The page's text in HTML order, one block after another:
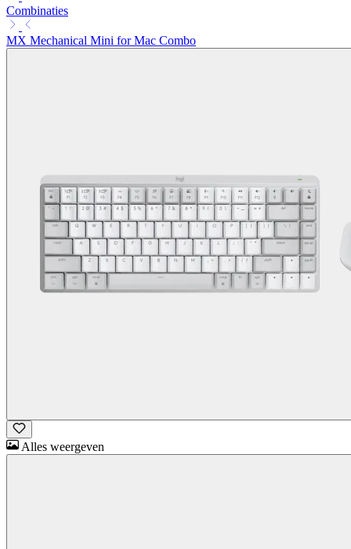
Combinaties
MX Mechanical Mini for Mac Combo
Alles weergeven